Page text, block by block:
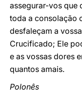
assegurar-vos que
toda a consolação
desfaleçam a
Crucificado; Ele
e as vossas dores
quantos amais.
Polonês